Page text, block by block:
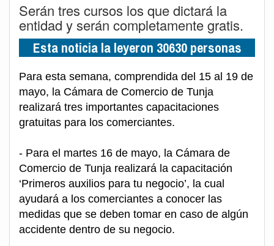
Serán tres cursos los que dictará la
entidad y serán completamente gratis.
Esta noticia la leyeron 30630 personas
Para esta semana, comprendida del 15 al 19 de
mayo, la Cámara de Comercio de Tunja
realizará tres importantes capacitaciones
gratuitas para los comerciantes.
- Para el martes 16 de mayo, la Cámara de
Comercio de Tunja realizará la capacitación
‘Primeros auxilios para tu negocio’, la cual
ayudará a los comerciantes a conocer las
medidas que se deben tomar en caso de algún
accidente dentro de su negocio.